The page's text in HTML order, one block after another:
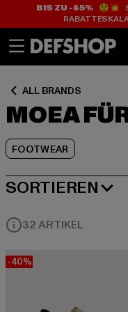
BIS ZU -65%😲💥
ALL BRANDS
MOEA
FOOTWEAR
SORTIEREN
BELIEBTESTE
32 ARTIKEL
-40%